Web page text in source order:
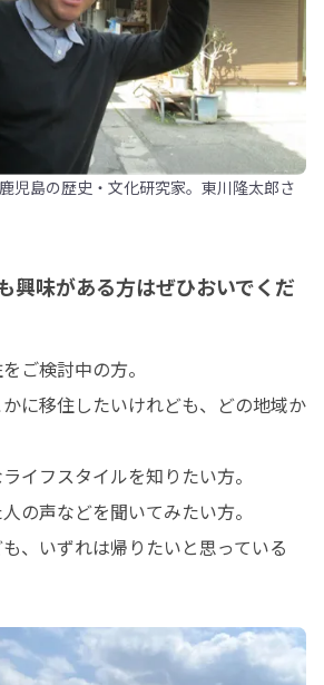
児島の歴史・文化研究家。東川隆太郎さ
興味がある方はぜひおいでくだ
ご検討中の方。
に移住したいけれども、どの地域か
イフスタイルを知りたい方。
の声などを聞いてみたい方。
、いずれは帰りたいと思っている